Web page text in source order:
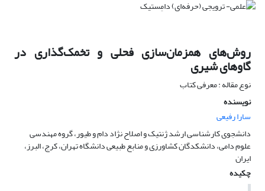
روش‌های همزمان‌سازی فحلی و تخمک‌گذاری در
گاوهای شیری
نوع مقاله : معرفی کتاب
نویسنده
سارا رفیعی
دانشجوی کارشناسی ارشد ژنتیک و اصلاح نژاد دام و طیور، گروه مهندسی
علوم دامی، دانشکدگان کشاورزی و منابع طبیعی دانشگاه تهران، کرج، البرز،
ایران
چکیده